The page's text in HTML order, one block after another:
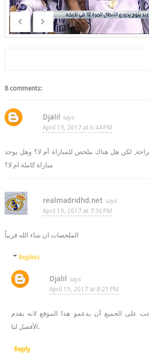
8 comments:
Djalil
April 19, 2017 at 6:44 PM
لكن هل هناك ملخص للمباراة أم لا؟ وهل يوجد
مباراة كاملة ام لا؟
realmadridhd.net
April 19, 2017 at 7:36 PM
الملخصات ان شاء الله قريباً
Replies
Djalil
April 19, 2017 at 8:21 PM
على الجميع أن يدعمو هذا الموقع لانه يقدم
الأفضل لنا.
Reply